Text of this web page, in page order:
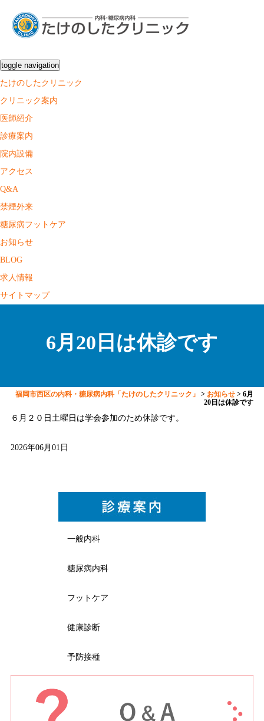
toggle navigation
たけのしたクリニック
クリニック案内
医師紹介
診療案内
院内設備
アクセス
Q&A
禁煙外来
糖尿病フットケア
お知らせ
BLOG
求人情報
サイトマップ
6月20日は休診です
福岡市西区の内科・糖尿病内科「たけのしたクリニック」 > お知らせ >6月
20日は休診です
６月２０日土曜日は学会参加のため休診です。
2026年06月01日
一般内科
糖尿病内科
フットケア
健康診断
予防接種